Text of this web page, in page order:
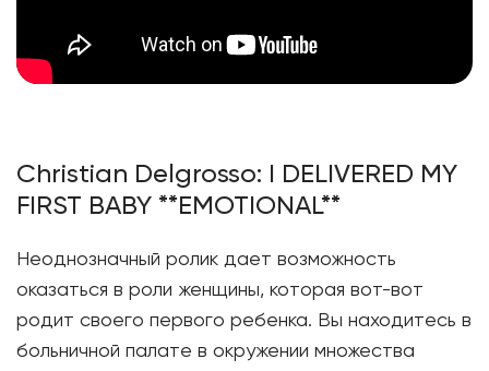
Christian Delgrosso: I DELIVERED MY
FIRST BABY **EMOTIONAL**
Неоднозначный ролик дает возможность
оказаться в роли женщины, которая вот-вот
родит своего первого ребенка. Вы находитесь в
больничной палате в окружении множества